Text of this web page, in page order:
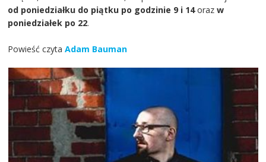
od poniedziałku do piątku po godzinie 9 i 14orazw
poniedziałek po 22.
Powieść czytaAdam Bauman